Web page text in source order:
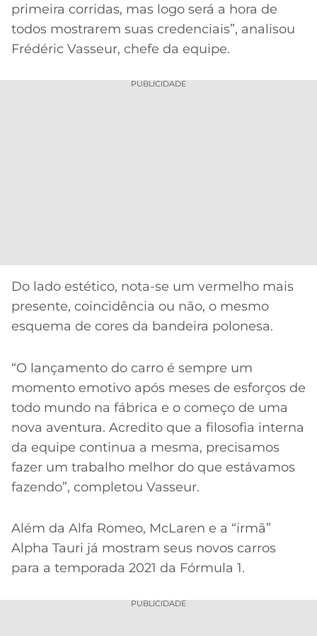
primeira corridas, mas logo será a hora de
todos mostrarem suas credenciais”, analisou
Frédéric Vasseur, chefe da equipe.
PUBLICIDADE
Do lado estético, nota-se um vermelho mais
presente, coincidência ou não, o mesmo
esquema de cores da bandeira polonesa.
“O lançamento do carro é sempre um
momento emotivo após meses de esforços de
todo mundo na fábrica e o começo de uma
nova aventura. Acredito que a filosofia interna
da equipe continua a mesma, precisamos
fazer um trabalho melhor do que estávamos
fazendo”, completou Vasseur.
Além da Alfa Romeo, McLaren e a “irmã”
Alpha Tauri já mostram seus novos carros
para a temporada 2021 da Fórmula 1.
PUBLICIDADE